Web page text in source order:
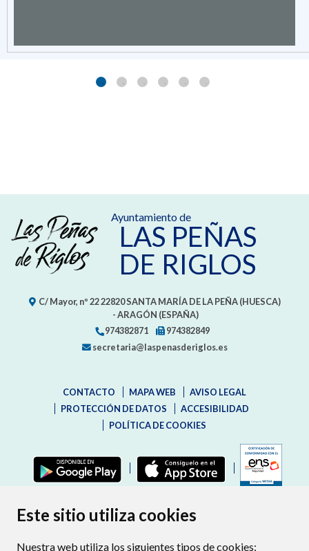
Este sitio utiliza cookies
Nuestra web utiliza los siguientes tipos de cookies:
Ayuntamiento de
LAS PEÑAS
DE RIGLOS
C/ Mayor, nº 2222820SANTA MARÍA DE LA PEÑA (HUESCA)
- ARAGÓN (ESPAÑA)
974382871
974382849
secretaria@laspenasderiglos.es
CONTACTO MAPA WEB
AVISO LEGAL
PROTECCIÓN DE DATOS
ACCESIBILIDAD
POLÍTICA DE COOKIES